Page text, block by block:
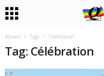
Accueil Tags Célébration
Tag: Célébration